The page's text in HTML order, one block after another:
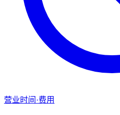
营业时间·费用